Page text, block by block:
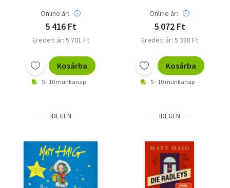
Online ár:
5 416 Ft
Eredeti ár: 5 701 Ft
Kosárba
5 - 10 munkanap
Online ár:
5 072 Ft
Eredeti ár: 5 338 Ft
Kosárba
5 - 10 munkanap
IDEGEN IDEGEN